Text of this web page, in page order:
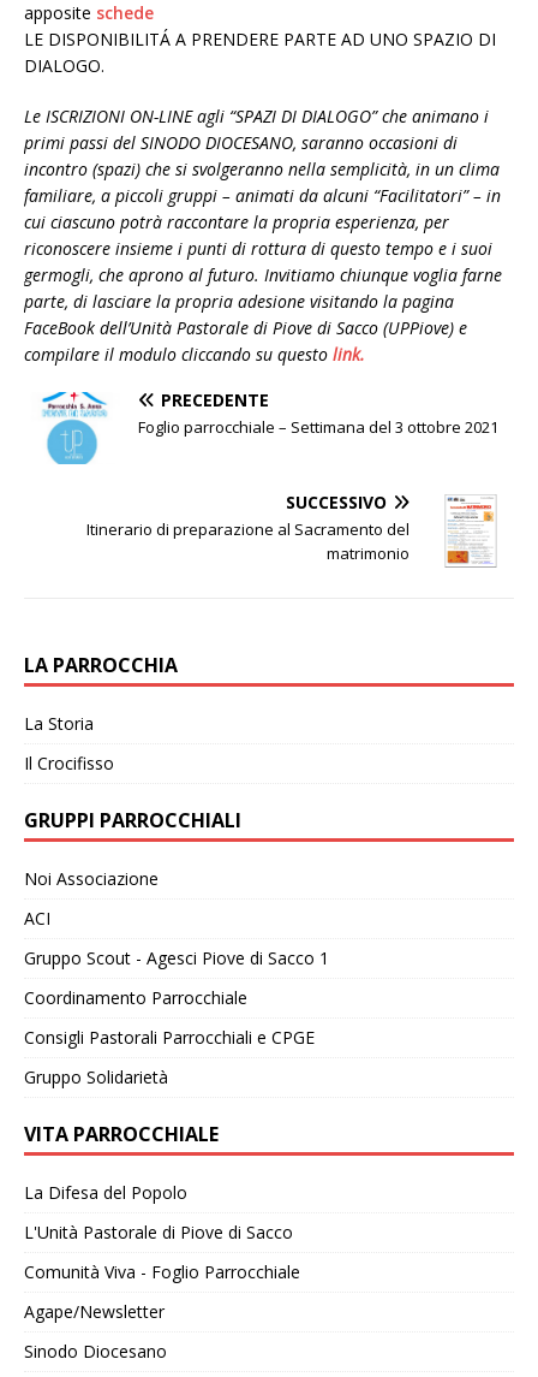
apposite schede
LE DISPONIBILITÁ A PRENDERE PARTE AD UNO SPAZIO DI
DIALOGO.
Le ISCRIZIONI ON-LINEagli “SPAZI DI DIALOGO” che animano i
primi passi del SINODO DIOCESANO, saranno occasioni di
incontro (spazi) che si svolgeranno nella semplicità, in un clima
familiare, a piccoli gruppi – animati da alcuni “Facilitatori”– in
cui ciascuno potrà raccontare la propria esperienza, per
riconoscere insieme i punti di rottura di questo tempo e i suoi
germogli, che aprono al futuro. Invitiamo chiunque voglia farne
parte, di lasciare la propria adesione visitando la pagina
FaceBook dell’Unità Pastorale di Piove di Sacco (UPPiove) e
compilare il modulo cliccando su questo link.
PRECEDENTE
Foglio parrocchiale – Settimana del 3 ottobre 2021
SUCCESSIVO
Itinerario di preparazione al Sacramento del
matrimonio
LA PARROCCHIA
La Storia
Il Crocifisso
GRUPPI PARROCCHIALI
Noi Associazione
ACI
Gruppo Scout - Agesci Piove di Sacco 1
Coordinamento Parrocchiale
Consigli Pastorali Parrocchiali e CPGE
Gruppo Solidarietà
VITA PARROCCHIALE
La Difesa del Popolo
L'Unità Pastorale di Piove di Sacco
Comunità Viva - Foglio Parrocchiale
Agape/Newsletter
Sinodo Diocesano